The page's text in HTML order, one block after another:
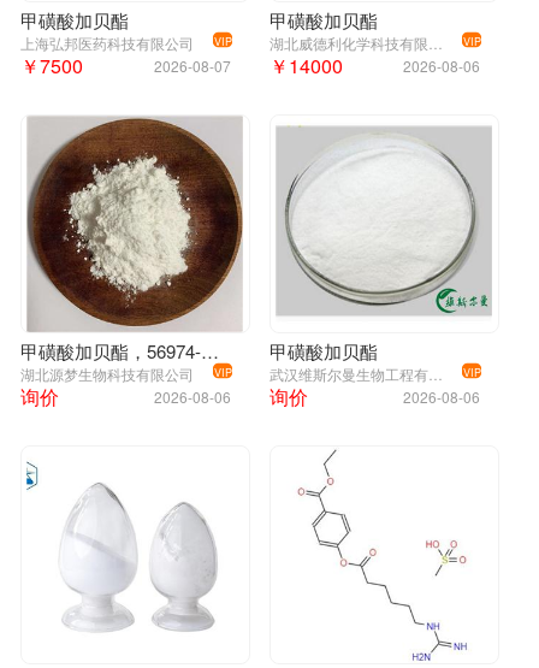
5、签订合同、对公付款、开具发票、实时跟进货物、售后处理；
6、长期与知名科研单位、高校合作；
7、产品销往全国各地，客户信任度高；
甲磺酸加贝酯；56974-61-9;甲磺酸加贝酯检测方法;甲磺酸加贝酯现货价
格;甲磺酸加贝酯厂家报价;甲磺酸加贝酯技术资料;
甲磺酸加贝酯
上海弘邦医药科技有限公司 VIP
2026-08-07
￥7500
甲磺酸加贝酯
VIP
2026-08-06
￥14000
甲磺酸加贝酯，56974-61-9
湖北源梦生物科技有限公司 VIP
2026-08-06
询价
甲磺酸加贝酯
武汉维斯尔曼生物工程有限公司 VIP
2026-08-06
询价